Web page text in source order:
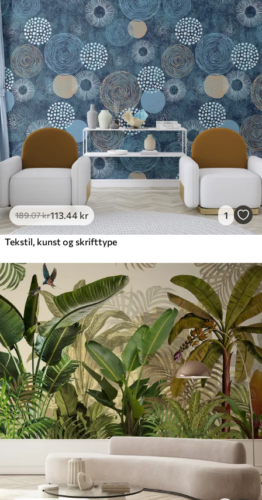
189.07kr113.44 kr 1
Tekstil, kunst og skrifttype